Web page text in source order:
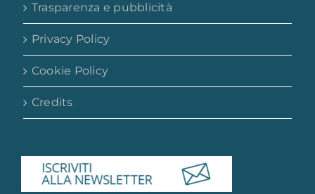
Trasparenza e pubblicità
Privacy Policy
Cookie Policy
Credits